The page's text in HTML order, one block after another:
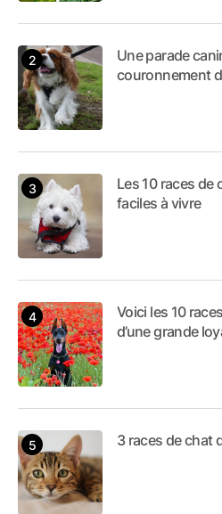
Une parade
couronnement
Les 10 races de
faciles à vivre
Voici les 10
d’une grande
3 races de chat